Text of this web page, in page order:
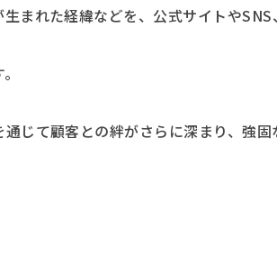
まれた経緯などを、公式サイトやSNS
じて顧客との絆がさらに深まり、強固